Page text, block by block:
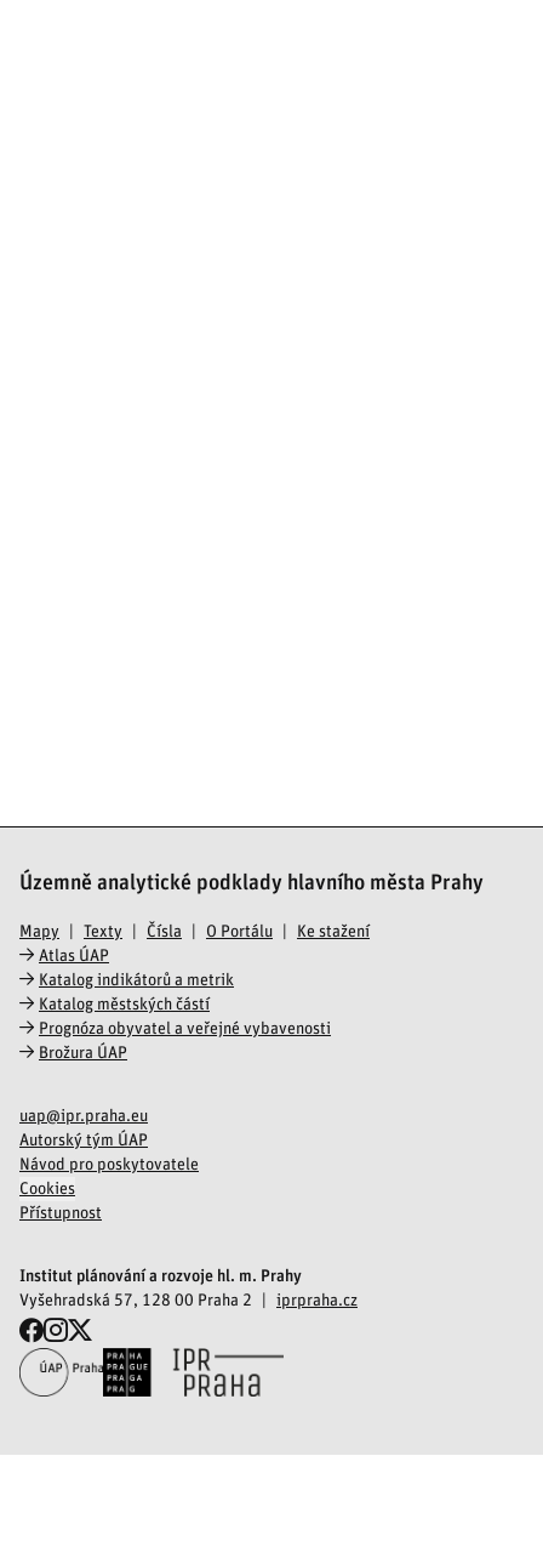
Územně analytické podklady hlavního města Prahy
Mapy Texty Čísla O Portálu
Ke stažení
Atlas ÚAP
Katalog indikátorů a metrik
Katalog městských částí
Prognóza obyvatel a veřejné vybavenosti
Brožura ÚAP
uap@ipr.praha.eu
Autorský tým ÚAP
Návod pro poskytovatele
Cookies
Přístupnost
Institut plánování a rozvoje hl. m. Prahy
Vyšehradská 57, 128 00 Praha 2
iprpraha.cz